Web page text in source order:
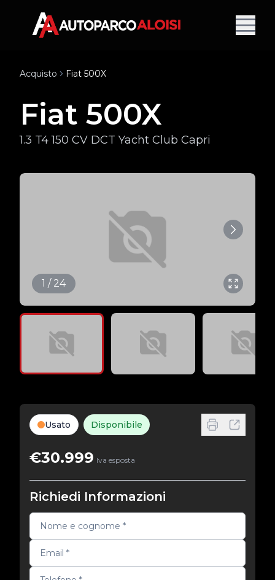
Acquisto Fiat 500X
Fiat 500X
1.3 T4 150 CV DCT Yacht Club Capri
1 / 24
Usato Disponibile
€30.999 Iva esposta
Richiedi Informazioni